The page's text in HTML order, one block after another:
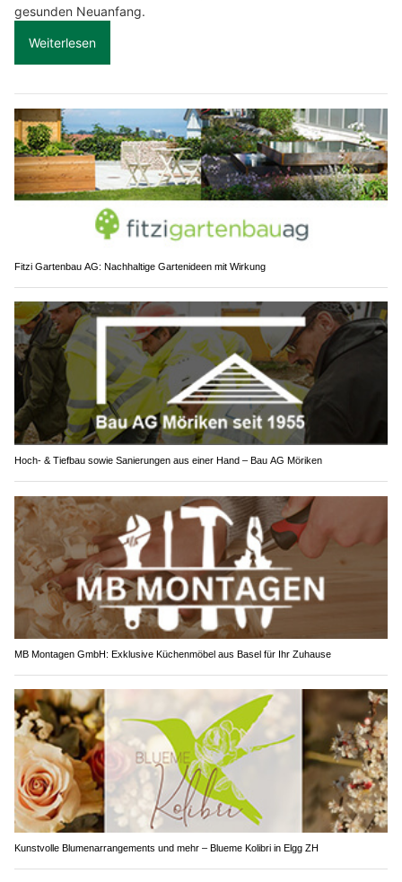
gesunden Neuanfang.
Weiterlesen
Fitzi Gartenbau AG: Nachhaltige Gartenideen mit Wirkung
Hoch- & Tiefbau sowie Sanierungen aus einer Hand – Bau AG Möriken
MB Montagen GmbH: Exklusive Küchenmöbel aus Basel für Ihr Zuhause
Kunstvolle Blumenarrangements und mehr – Blueme Kolibri in Elgg ZH